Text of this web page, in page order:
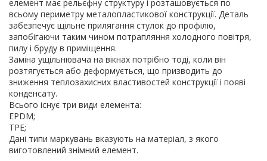
елемент має рельєфну структуру і розташовується по
всьому периметру металопластикової конструкції. Деталь
забезпечує щільне прилягання стулок до профілю,
запобігаючи таким чином потрапляння холодного повітря,
пилу і бруду в приміщення.
Заміна ущільнювача на вікнах потрібно тоді, коли він
розтягується або деформується, що призводить до
зниження теплозахисних властивостей конструкції і появі
конденсату.
Всього існує три види елемента:
EPDM;
TPE;
Дані типи маркувань вказують на матеріал, з якого
виготовлений знімний елемент.